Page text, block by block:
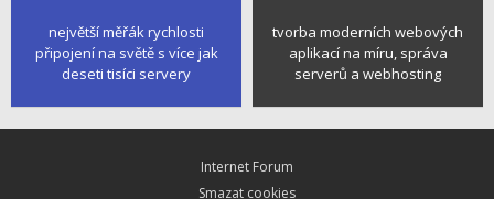
největší měřák rychlosti
připojení na světě s více jak
deseti tisíci servery
tvorba moderních webových
aplikací na míru, správa
serverů a webhosting
Internet Forum
Smazat cookies